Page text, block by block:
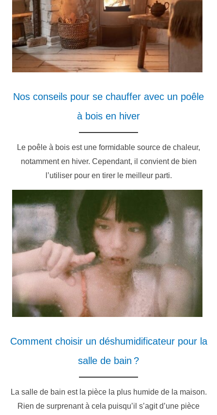
Nos conseils pour se chauffer avec un poêle
à bois en hiver
Le poêle à bois est une formidable source de chaleur,
notamment en hiver. Cependant, il convient de bien
l’utiliser pour en tirer le meilleur parti.
Comment choisir un déshumidificateur pour la
salle de bain ?
La salle de bain est la pièce la plus humide de la maison.
Rien de surprenant à cela puisqu’il s’agit d’une pièce